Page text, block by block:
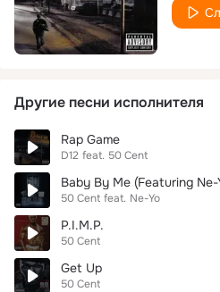
Другие песни исполнителя
Rap Game
D12 feat. 50 Cent
Baby By Me (Featuring Ne-
50 Cent feat. Ne-Yo
P.I.M.P.
50 Cent
Get Up
50 Cent